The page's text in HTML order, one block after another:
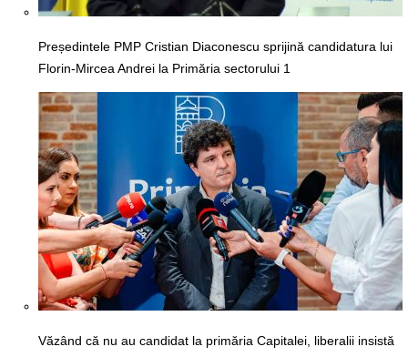
Președintele PMP Cristian Diaconescu sprijină candidatura lui
Florin-Mircea Andrei la Primăria sectorului 1
Văzând că nu au candidat la primăria Capitalei, liberalii insistă